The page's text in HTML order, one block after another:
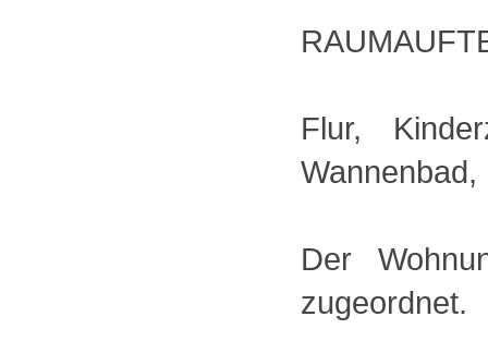
Flur,
Der
zugeordnet.